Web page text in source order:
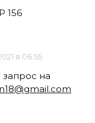
156
в 06:55
на